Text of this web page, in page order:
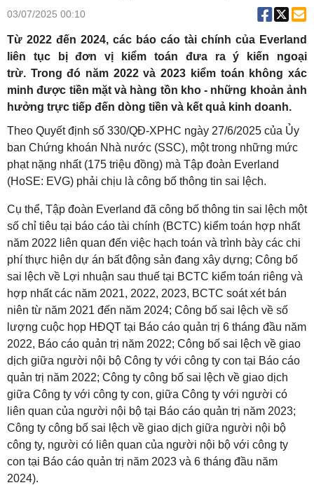
03/07/2025 00:10
Từ 2022 đến 2024, các báo cáo tài chính của Everland
liên tục bị đơn vị kiểm toán đưa ra ý kiến ngoại
trừ. Trong đó năm 2022 và 2023 kiểm toán không xác
minh được tiền mặt và hàng tồn kho - những khoản ảnh
hưởng trực tiếp đến dòng tiền và kết quả kinh doanh.
Theo Quyết định số 330/QĐ-XPHC ngày 27/6/2025 của Ủy
ban Chứng khoán Nhà nước (SSC), một trong những mức
phạt nặng nhất (175 triệu đồng) mà Tập đoàn Everland
(HoSE: EVG) phải chịu là công bố thông tin sai lệch.
Cụ thể, Tập đoàn Everland đã công bố thông tin sai lệch một
số chỉ tiêu tại báo cáo tài chính (BCTC) kiểm toán hợp nhất
năm 2022 liên quan đến việc hạch toán và trình bày các chi
phí thực hiện dự án bất động sản đang xây dựng; Công bố
sai lệch về Lợi nhuận sau thuế tại BCTC kiểm toán riêng và
hợp nhất các năm 2021, 2022, 2023, BCTC soát xét bán
niên từ năm 2021 đến năm 2024; Công bố sai lệch về số
lượng cuộc họp HĐQT tại Báo cáo quản trị 6 tháng đầu năm
2022, Báo cáo quản trị năm 2022; Công bố sai lệch về giao
dịch giữa người nội bộ Công ty với công ty con tại Báo cáo
quản trị năm 2022; Công ty công bố sai lệch về giao dịch
giữa Công ty với công ty con, giữa Công ty với người có
liên quan của người nội bộ tại Báo cáo quản trị năm 2023;
Công ty công bố sai lệch về giao dịch giữa người nội bộ
công ty, người có liên quan của người nội bộ với công ty
con tại Báo cáo quản trị năm 2023 và 6 tháng đầu năm
2024).